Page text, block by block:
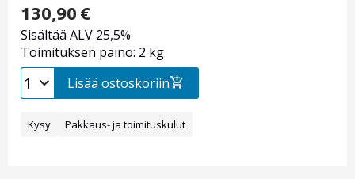
130,90 €
Sisältää ALV 25,5%
Toimituksen paino: 2 kg
Lisää ostoskoriin
Kysy Pakkaus- ja toimituskulut